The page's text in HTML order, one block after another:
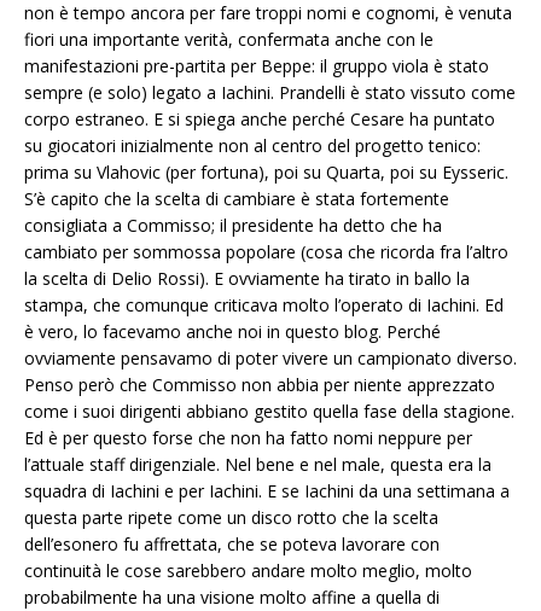
non è tempo ancora per fare troppi nomi e cognomi, è venuta
fiori una importante verità, confermata anche con le
manifestazioni pre-partita per Beppe: il gruppo viola è stato
sempre (e solo) legato a Iachini. Prandelli è stato vissuto come
corpo estraneo. E si spiega anche perché Cesare ha puntato
su giocatori inizialmente non al centro del progetto tenico:
prima su Vlahovic (per fortuna), poi su Quarta, poi su Eysseric.
S’è capito che la scelta di cambiare è stata fortemente
consigliata a Commisso; il presidente ha detto che ha
cambiato per sommossa popolare (cosa che ricorda fra l’altro
la scelta di Delio Rossi). E ovviamente ha tirato in ballo la
stampa, che comunque criticava molto l’operato di Iachini. Ed
è vero, lo facevamo anche noi in questo blog. Perché
ovviamente pensavamo di poter vivere un campionato diverso.
Penso però che Commisso non abbia per niente apprezzato
come i suoi dirigenti abbiano gestito quella fase della stagione.
Ed è per questo forse che non ha fatto nomi neppure per
l’attuale staff dirigenziale. Nel bene e nel male, questa era la
squadra di Iachini e per Iachini. E se Iachini da una settimana a
questa parte ripete come un disco rotto che la scelta
dell’esonero fu affrettata, che se poteva lavorare con
continuità le cose sarebbero andare molto meglio, molto
probabilmente ha una visione molto affine a quella di